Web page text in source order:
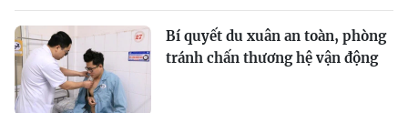
Bí quyết du xuân an toàn, phòng
tránh chấn thương hệ vận động